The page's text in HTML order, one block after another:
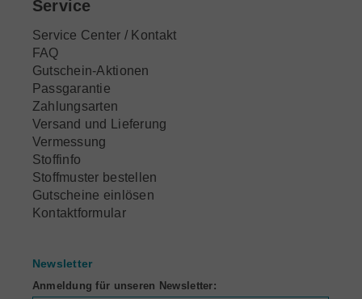
Service
Service Center / Kontakt
FAQ
Gutschein-Aktionen
Passgarantie
Zahlungsarten
Versand und Lieferung
Vermessung
Stoffinfo
Stoffmuster bestellen
Gutscheine einlösen
Kontaktformular
Newsletter
Anmeldung für unseren Newsletter: